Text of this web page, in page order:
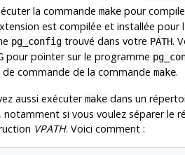
la commande makepour
est compilée et installée pour
pg_configtrouvé dans votre PATH.
pour pointer sur le programme
de commande de la commande make.
aussi exécutermakedans un
notamment si vous voulez séparer le
VPATH. Voici comment :